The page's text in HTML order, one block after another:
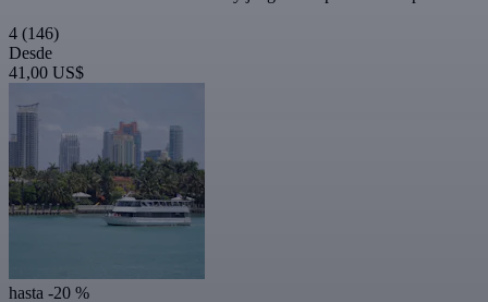
4 (146)
Desde
41,00 US$
hasta -20 %